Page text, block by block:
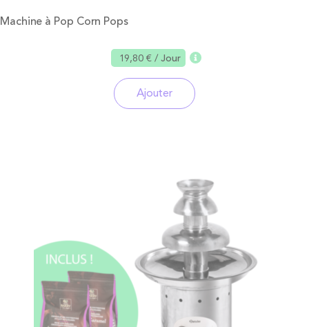
Machine à Pop Corn Pops
19,80 €/ Jour
Ajouter